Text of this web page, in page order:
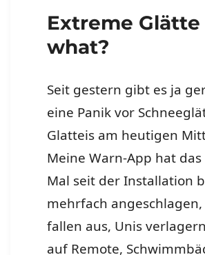
Extreme Glätte
what?
Seit gestern gibt es ja
eine Panik vor
Glatteis am heutigen
Meine Warn-App hat
Mal seit der Installation
mehrfach angeschlagen,
fallen aus, Unis
auf Remote,